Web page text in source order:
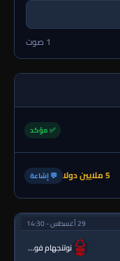
1 صوت
✅ مؤكد
5 ملايين دولا 💬 إشاعة
29 أغسطس - 14:30
نوتنجهام فورست